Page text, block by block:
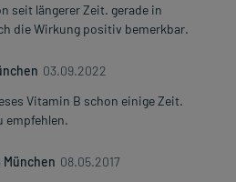
seit längerer Zeit. gerade in
die Wirkung positiv bemerkbar.
03.09.2022
Vitamin B schon einige Zeit.
empfehlen.
08.05.2017